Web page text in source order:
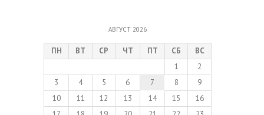
АВГУСТ 2026
ПН ВТ СР ЧТ ПТ СБ
ВС
1
2
3
4 5 6 7 8
9
10
11 12 13 14 15
16